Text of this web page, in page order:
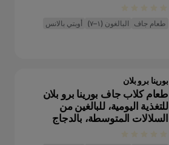
طعام جاف البالغون (١–٧) أوبتي بالانس
بورينا برو بلان
طعام كلاب جاف بورينا برو بلان
للتغذية اليومية، للبالغين من
السلالات المتوسطة، بالدجاج